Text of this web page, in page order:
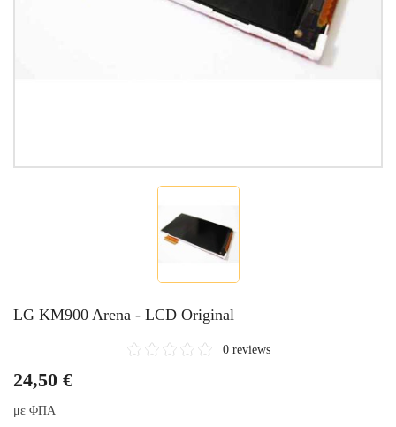
LG KM900 Arena - LCD Original
0 reviews
24,50 €
με ΦΠΑ